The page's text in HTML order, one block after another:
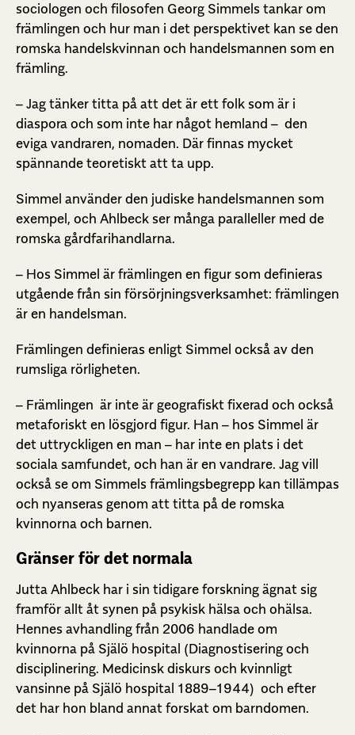
sociologen och filosofen Georg Simmels tankar om
främlingen och hur man i det perspektivet kan se den
romska handelskvinnan och handelsmannen som en
främling.
– Jag tänker titta på att det är ett folk som är i
diaspora och som inte har något hemland – den
eviga vandraren, nomaden. Där finnas mycket
spännande teoretiskt att ta upp.
Simmel använder den judiske handelsmannen som
exempel, och Ahlbeck ser många paralleller med de
romska gårdfarihandlarna.
– Hos Simmel är främlingen en figur som definieras
utgående från sin försörjningsverksamhet: främlingen
är en handelsman.
Främlingen definieras enligt Simmel också av den
rumsliga rörligheten.
– Främlingen är inte är geografiskt fixerad och också
metaforiskt en lösgjord figur. Han – hos Simmel är
det uttryckligen en man – har inte en plats i det
sociala samfundet, och han är en vandrare. Jag vill
också se om Simmels främlingsbegrepp kan tillämpas
och nyanseras genom att titta på de romska
kvinnorna och barnen.
Gränser för det normala
Jutta Ahlbeck har i sin tidigare forskning ägnat sig
framför allt åt synen på psykisk hälsa och ohälsa.
Hennes avhandling från 2006 handlade om
kvinnorna på Själö hospital (Diagnostisering och
disciplinering. Medicinsk diskurs och kvinnligt
vansinne på Själö hospital 1889–1944) och efter
det har hon bland annat forskat om barndomen.